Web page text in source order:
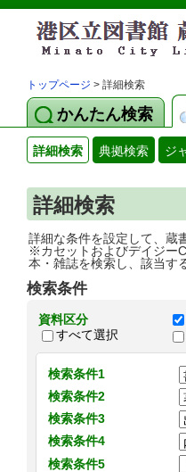
トップページ > 詳細検索
かんたん検索
詳細検索 典拠検索 ジ
詳細検索
詳細な条件を設定して、蔵
※カセットおよびデイジー
本・雑誌を検索し、該当す
検索条件
資料区分
すべて選択
検索条件1
検索条件2
検索条件3
検索条件4
検索条件5